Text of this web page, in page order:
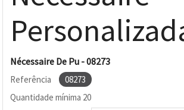
Nécessaire De Pu - 08273
Referência
08273
Quantidade mínima 20